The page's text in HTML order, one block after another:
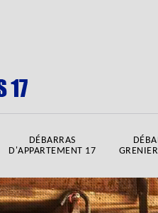
DÉBARRAS
D'APPARTEMENT 17